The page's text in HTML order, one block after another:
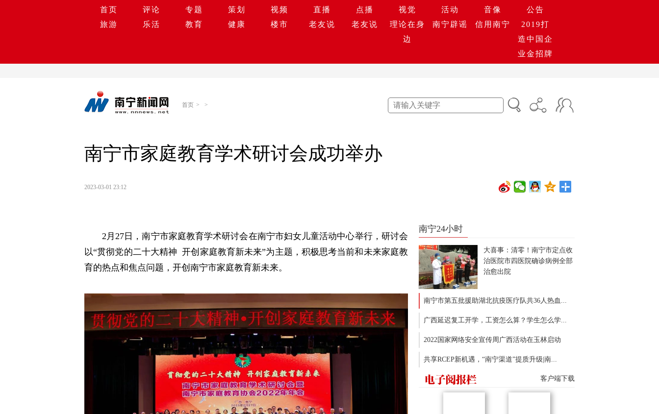
首页 评论 专题 策划 视频 直播 点播 视觉 活动 音像
公告
旅游
乐活 教育 健康 楼市 老友说 老友说
理论在身
边
南宁辟谣 信用南宁
2019打
造中国企
业金招牌
首页 > >
南宁市家庭教育学术研讨会成功举办
2023-03-01 23:12
2月27日，南宁市家庭教育学术研讨会在南宁市妇女儿童活动中心举行，研讨会
以“贯彻党的二十大精神 开创家庭教育新未来”为主题，积极思考当前和未来家庭教
育的热点和焦点问题，开创南宁市家庭教育新未来。
南宁24小时
大喜事：清零！南宁市定点收
治医院市四医院确诊病例全部
治愈出院
南宁市第五批援助湖北抗疫医疗队共36人热血...
广西延迟复工开学，工资怎么算？学生怎么学...
2022国家网络安全宣传周广西活动在玉林启动
共享RCEP新机遇，“南宁渠道”提质升级|南...
客户端下载